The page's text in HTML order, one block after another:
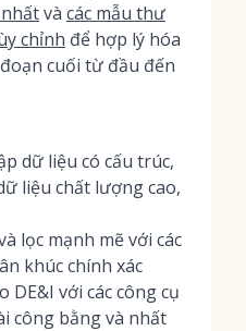
và các mẫu thư
chỉnh để hợp lý hóa
cuối từ đầu đến
dữ liệu có cấu trúc,
liệu chất lượng cao,
lọc mạnh mẽ với các
khúc chính xác
DE&I với các công cụ
công bằng và nhất